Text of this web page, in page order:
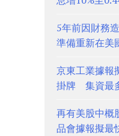
5年前因財務
準備重新在美
京東工業據報
掛牌 集資最
再有美股中
品會據報擬